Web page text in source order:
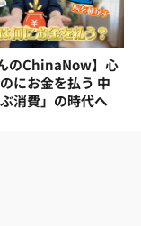
のChinaNow】心
にお金を払う 中
消費」の時代へ